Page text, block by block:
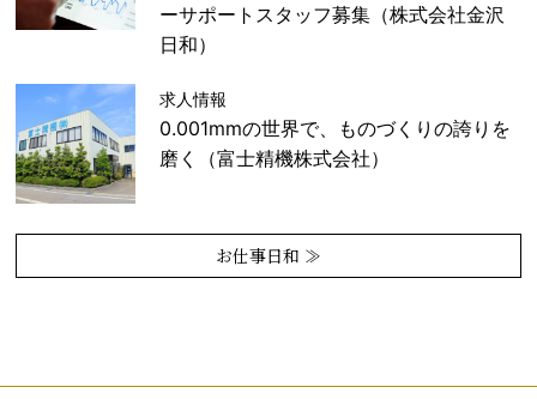
ーサポートスタッフ募集（株式会社金沢
日和）
求人情報
0.001mmの世界で、ものづくりの誇りを
磨く（富士精機株式会社）
お仕事日和 ≫